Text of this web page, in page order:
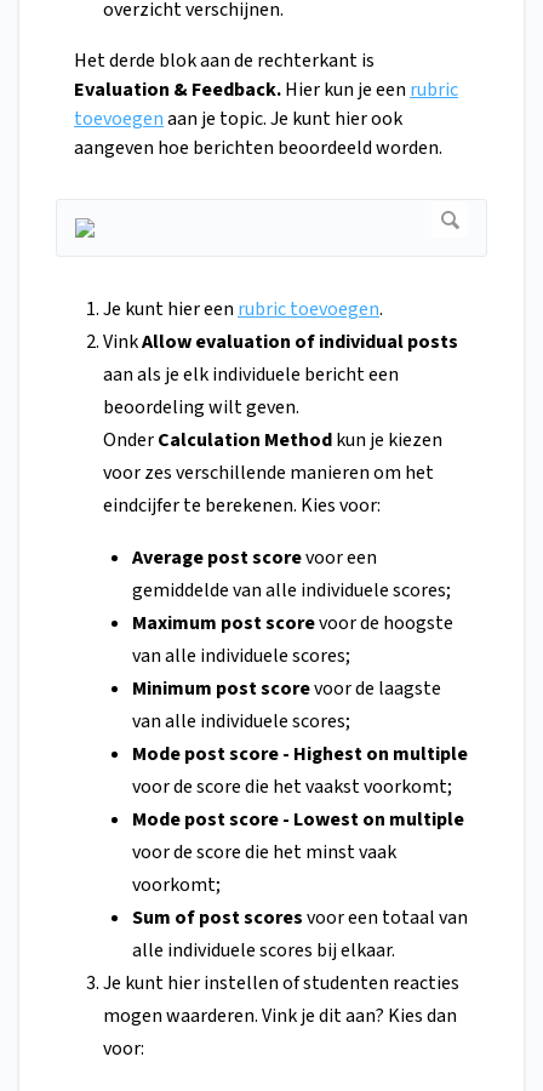
overzicht verschijnen.
Het derde blok aan de rechterkant is
Evaluation & Feedback.Hier kun je een rubric
toevoegenaan je topic. Je kunt hier ook
aangeven hoe berichten beoordeeld worden.
Je kunt hier een rubric toevoegen.
VinkAllow evaluation of individual posts
aan als je elk individuele bericht een
beoordeling wilt geven.
OnderCalculation Methodkun je kiezen
voor zes verschillende manieren om het
eindcijfer te berekenen. Kies voor:
Average post scorevoor een
gemiddelde van alle individuele scores;
Maximum post scorevoor de hoogste
van alle individuele scores;
Minimum post scorevoor de laagste
van alle individuele scores;
Mode post score - Highest on multiple
voor de score die het vaakst voorkomt;
Mode post score - Lowest on multiple
voor de score die het minst vaak
voorkomt;
Sum of post scoresvoor een totaal van
alle individuele scores bij elkaar.
Je kunt hier instellen of studenten reacties
mogen waarderen. Vink je dit aan? Kies dan
voor: